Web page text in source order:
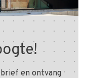
en ontvang